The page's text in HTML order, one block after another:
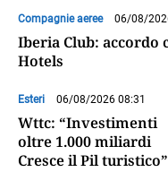
Compagnie aeree 06/08/
Iberia Club: accordo
Hotels
Esteri 06/08/2026 08:31
Wttc: “Investimenti
oltre 1.000 miliardi
Cresce il Pil turistico”